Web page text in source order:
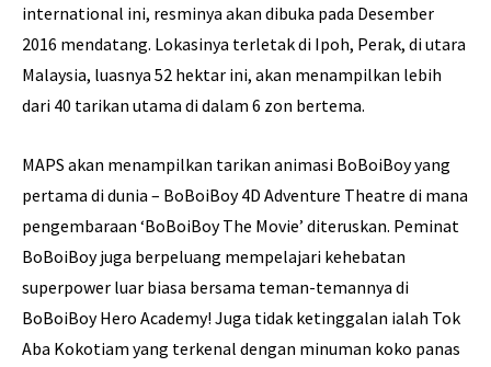
international ini, resminya akan dibuka pada Desember
2016 mendatang. Lokasinya terletak di Ipoh, Perak, di utara
Malaysia, luasnya 52 hektar ini, akan menampilkan lebih
dari 40 tarikan utama di dalam 6 zon bertema.
MAPS akan menampilkan tarikan animasi BoBoiBoy yang
pertama di dunia – BoBoiBoy 4D Adventure Theatre di mana
pengembaraan ‘BoBoiBoy The Movie’ diteruskan. Peminat
BoBoiBoy juga berpeluang mempelajari kehebatan
superpower luar biasa bersama teman-temannya di
BoBoiBoy Hero Academy! Juga tidak ketinggalan ialah Tok
Aba Kokotiam yang terkenal dengan minuman koko panas